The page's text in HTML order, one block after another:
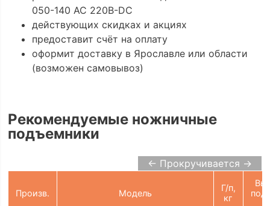
050-140 AC 220В-DC
действующих скидках и акциях
предоставит счёт на оплату
оформит доставку в Ярославле или области
(возможен самовывоз)
Рекомендуемые ножничные
подъемники
← Прокручивается →
Произв. Модель
Г/п,
кг